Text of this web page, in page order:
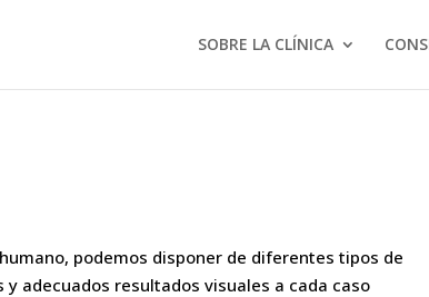
SOBRE LA CLÍNICA
podemos disponer de diferentes tipos de
adecuados resultados visuales a cada caso